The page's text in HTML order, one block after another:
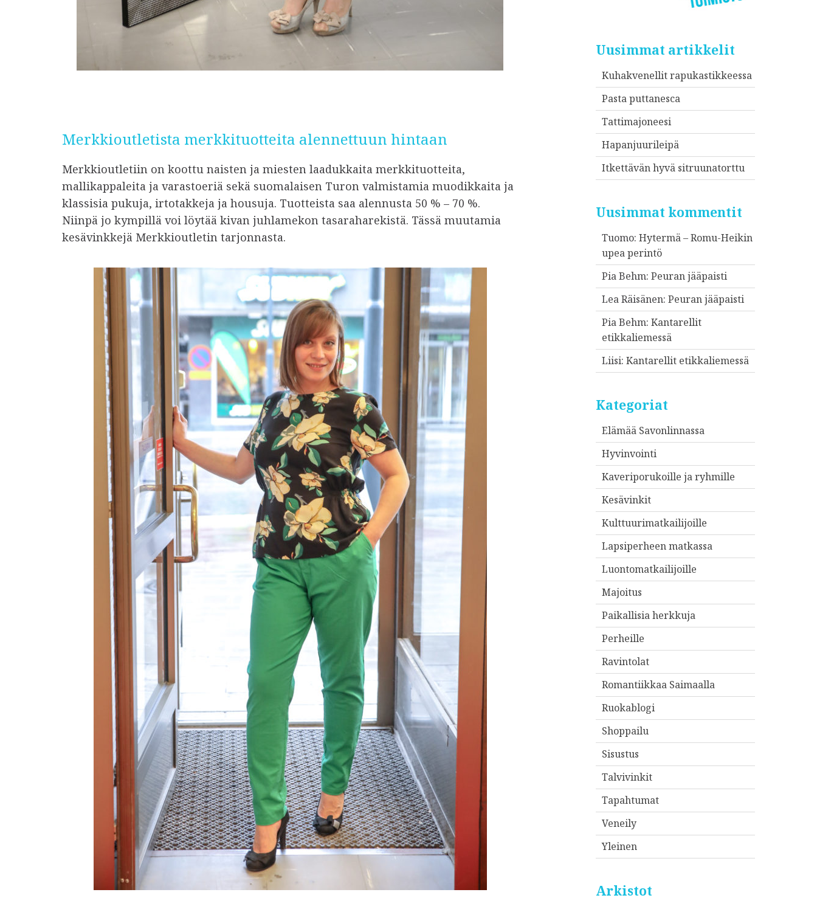
Merkkioutletista merkkituotteita alennettuun hintaan
Merkkioutletiin on koottu naisten ja miesten laadukkaita merkkituotteita,
mallikappaleita ja varastoeriä sekä suomalaisen Turon valmistamia muodikkaita ja
klassisia pukuja, irtotakkeja ja housuja. Tuotteista saa alennusta 50 % – 70 %.
Niinpä jo kympillä voi löytää kivan juhlamekon tasaraharekistä. Tässä muutamia
kesävinkkejä Merkkioutletin tarjonnasta.
Uusimmat artikkelit
Kuhakvenellit rapukastikkeessa
Pasta puttanesca
Tattimajoneesi
Hapanjuurileipä
Itkettävän hyvä sitruunatorttu
Uusimmat kommentit
Tuomo: Hytermä – Romu-Heikin
upea perintö
Pia Behm: Peuran jääpaisti
Lea Räisänen: Peuran jääpaisti
Pia Behm: Kantarellit
etikkaliemessä
Liisi: Kantarellit etikkaliemessä
Kategoriat
Elämää Savonlinnassa
Hyvinvointi
Kaveriporukoille ja ryhmille
Kesävinkit
Kulttuurimatkailijoille
Lapsiperheen matkassa
Luontomatkailijoille
Majoitus
Paikallisia herkkuja
Perheille
Ravintolat
Romantiikkaa Saimaalla
Ruokablogi
Shoppailu
Sisustus
Talvivinkit
Tapahtumat
Veneily
Yleinen
Arkistot